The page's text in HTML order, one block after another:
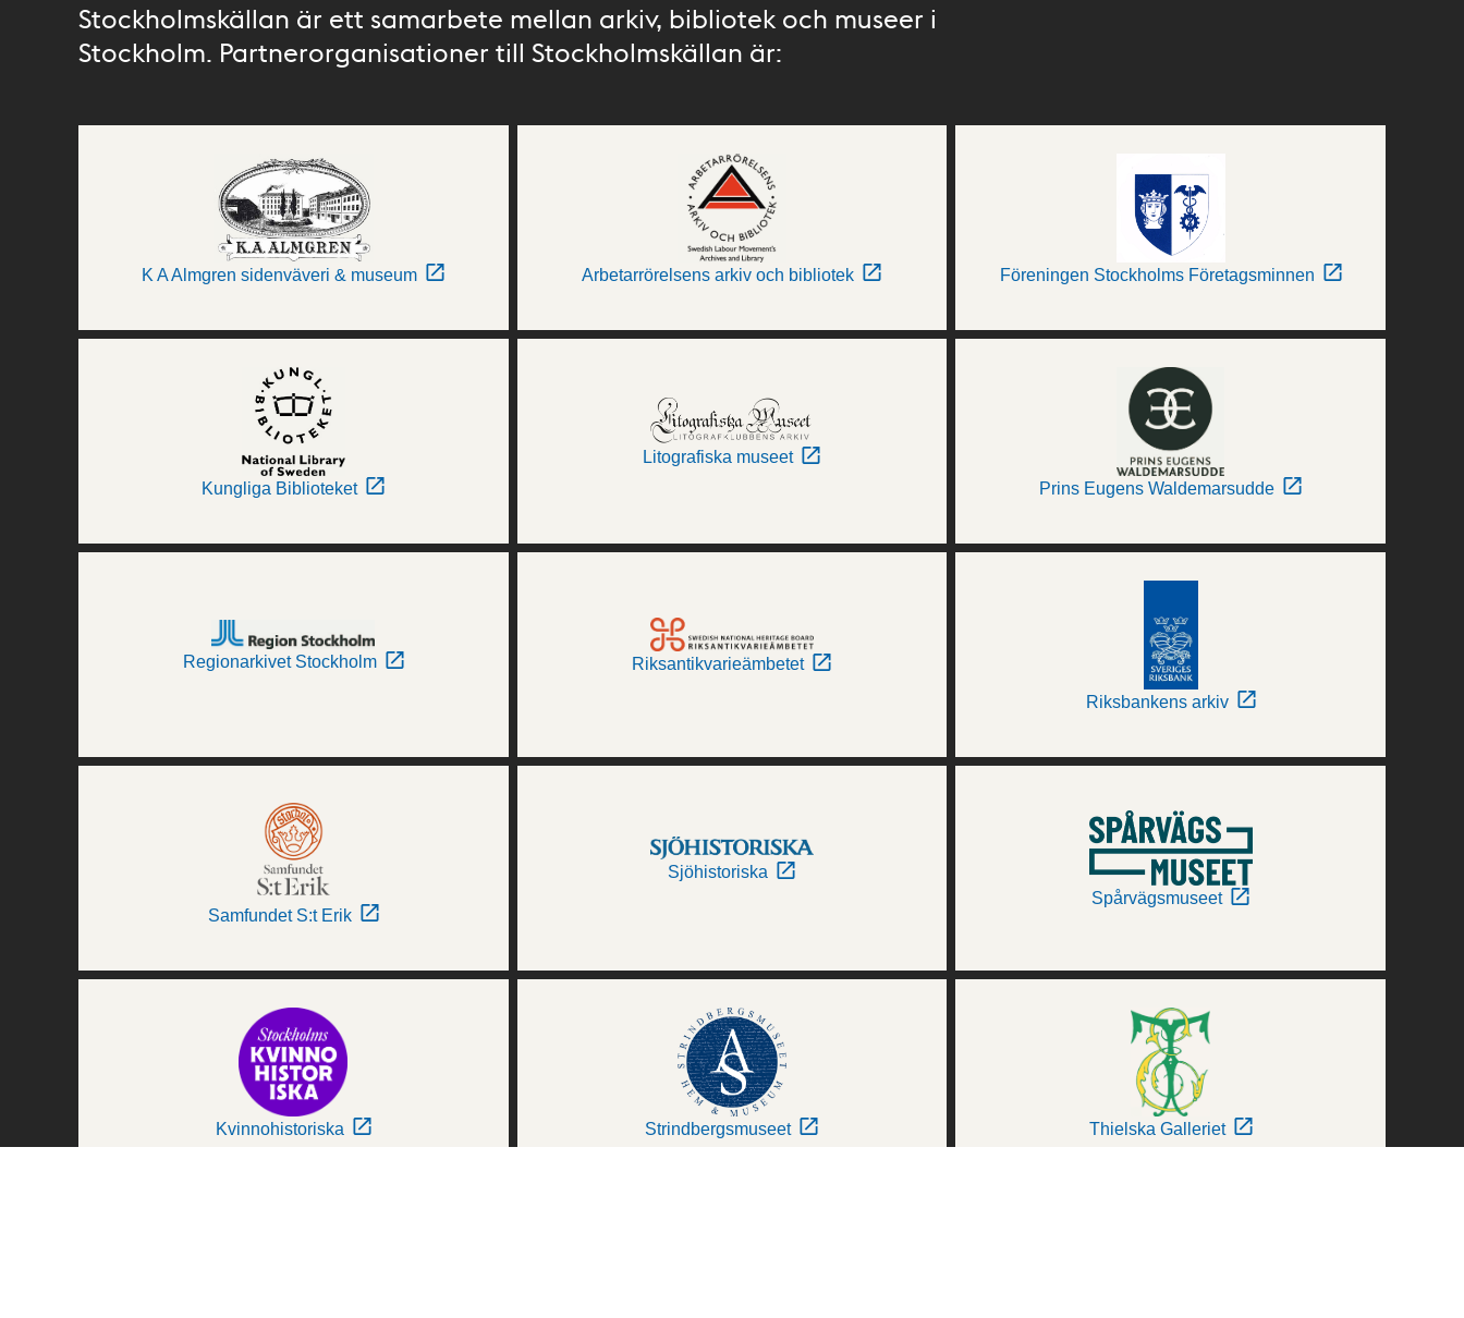
Stockholmskällan är ett samarbete mellan arkiv, bibliotek och museer i
Stockholm. Partnerorganisationer till Stockholmskällan är:
K A Almgren sidenväveri & museum Arbetarrörelsens arkiv och bibliotek Föreningen Stockholms Företagsminnen
Kungliga Biblioteket
Litografiska museet
Prins Eugens Waldemarsudde
Regionarkivet Stockholm Riksantikvarieämbetet
Riksbankens arkiv
Samfundet S:t Erik
Sjöhistoriska
Spårvägsmuseet
Kvinnohistoriska Strindbergsmuseet Thielska Galleriet